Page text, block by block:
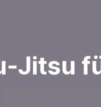
Jitsu